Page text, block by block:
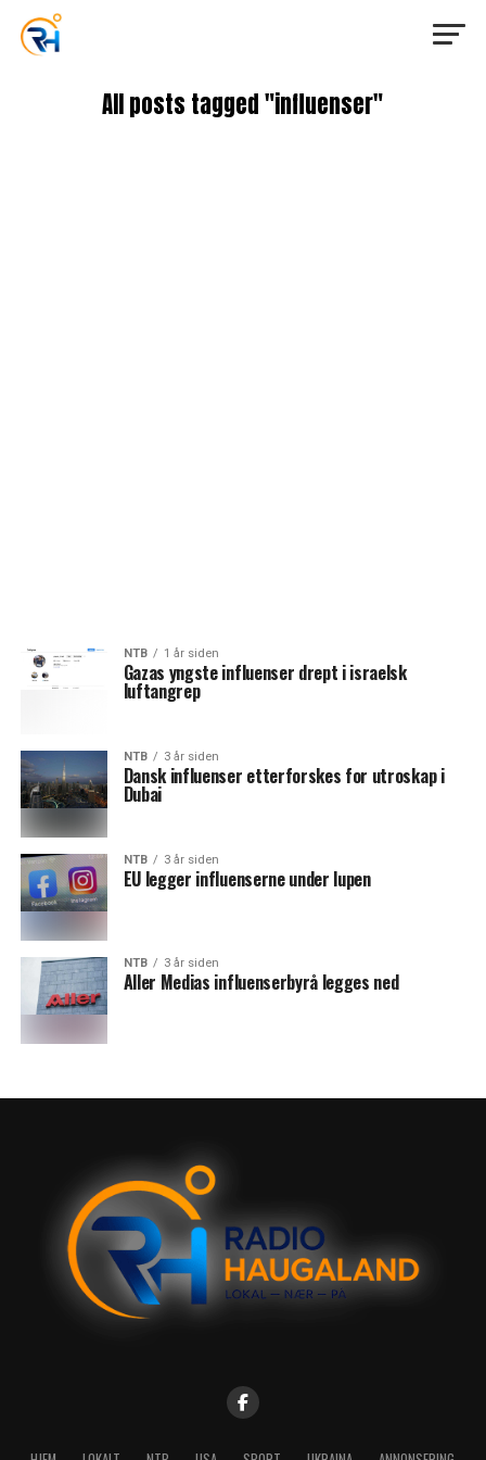
All posts tagged "influenser"
NTB 1 år siden
Gazas yngste influenser drept i israelsk
luftangrep
NTB 3 år siden
Dansk influenser etterforskes for utroskap i
Dubai
NTB 3 år siden
EU legger influenserne under lupen
NTB 3 år siden
Aller Medias influenserbyrå legges ned